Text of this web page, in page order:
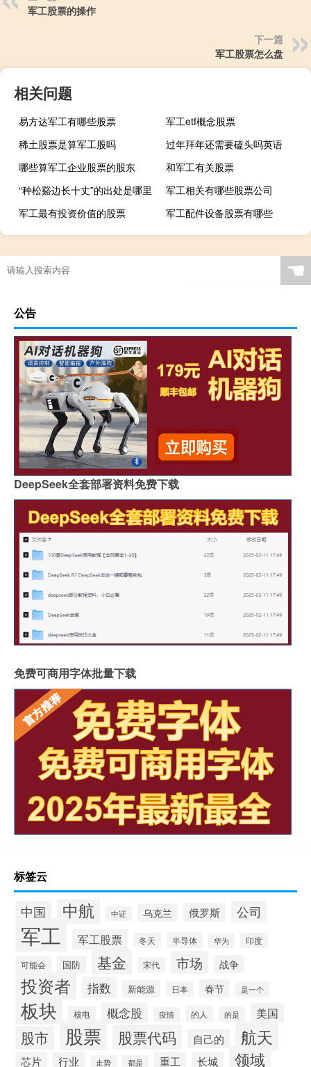
军工股票的操作
下一篇
军工股票怎么盘
相关问题
易方达军工有哪些股票
军工etf概念股票
稀土股票是算军工股吗
过年拜年还需要磕头吗英语
哪些算军工企业股票的股东
和军工有关股票
“种松谿边长十丈”的出处是哪里
军工相关有哪些股票公司
军工最有投资价值的股票
军工配件设备股票有哪些
☚
公告
DeepSeek全套部署资料免费下载
免费可商用字体批量下载
标签云
中国 中航 中证 乌克兰 俄罗斯 公司
军工 军工股票 冬天 半导体 华为 印度
可能会 国防 基金 宋代 市场 战争
投资者 指数 新能源 日本 春节 是一个
板块 核电 概念股 疫情 的人 的是 美国
股市 股票 股票代码 自己的 航天
芯片 行业 走势 都是 重工 长城 领域